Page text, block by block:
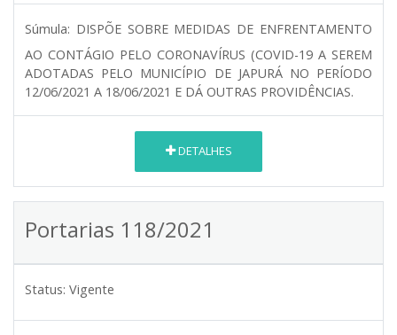
Súmula: DISPÕE SOBRE MEDIDAS DE ENFRENTAMENTO
AO CONTÁGIO PELO CORONAVÍRUS (COVID-19 A SEREM
ADOTADAS PELO MUNICÍPIO DE JAPURÁ NO PERÍODO
12/06/2021 A 18/06/2021 E DÁ OUTRAS PROVIDÊNCIAS.
DETALHES
Portarias 118/2021
Status: Vigente